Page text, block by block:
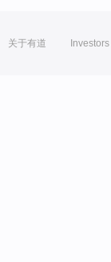
关于有道 Investors